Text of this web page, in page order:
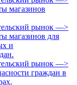
магазинов
рынок —>
магазинов для
и
рынок —>
граждан в